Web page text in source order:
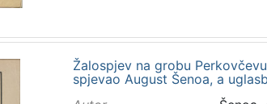
Žalospjev na grobu
spjevao August Šenoa, a